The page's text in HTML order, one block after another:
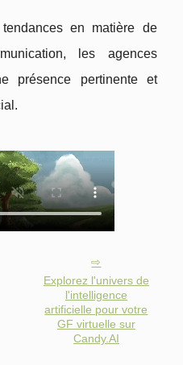
en matière de
les agences
présence pertinente et
Explorez l'univers de
l'intelligence
artificielle pour votre
GF virtuelle sur
Candy.AI